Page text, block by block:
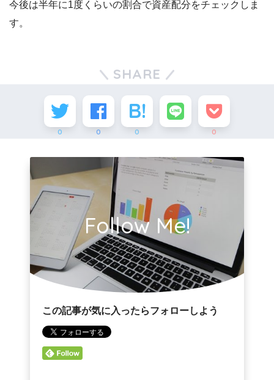
今後は半年に1度くらいの割合で資産配分をチェックしま
す。
SHARE
0 0 0 0
Follow Me!
この記事が気に入ったらフォローしよう